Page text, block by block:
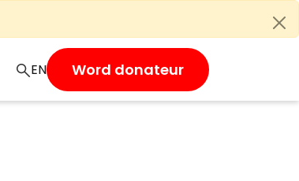
EN Word donateur